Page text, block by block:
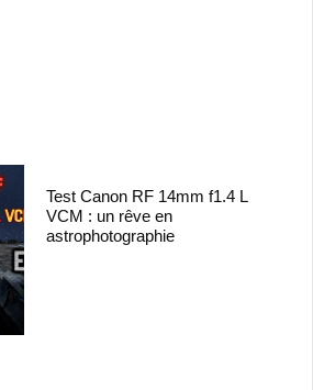
Test Canon RF 14mm f1.4 L
VCM : un rêve en
astrophotographie